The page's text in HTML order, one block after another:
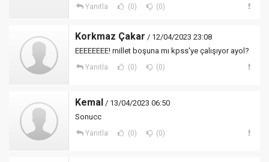
Yanıtla (0) (0)
Korkmaz Çakar / 12/04/2023 23:08
EEEEEEEE! millet boşuna mı kpss'ye çalışıyor ayol?
Yanıtla (0) (0)
Kemal / 13/04/2023 06:50
Sonucc
Yanıtla (0) (0)